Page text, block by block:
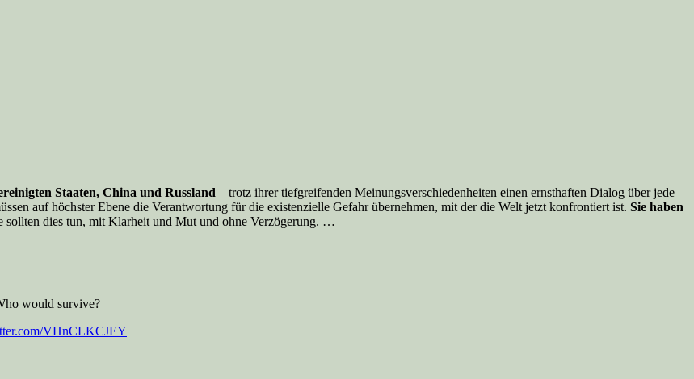
Staaten, China und Russland – trotz ihrer tiefgreifenden Meinungsverschiedenheiten einen ernsthaften Dialog über jede
auf höchster Ebene die Verantwortung für die existenzielle Gefahr übernehmen, mit der die Welt jetzt konfrontiert ist. Sie haben
sollten dies tun, mit Klarheit und Mut und ohne Verzögerung. …
would survive?
VHnCLKCJEY